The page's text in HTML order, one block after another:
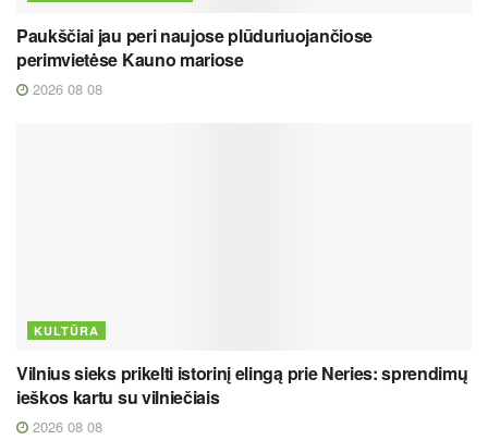
Paukščiai jau peri naujose plūduriuojančiose
perimvietėse Kauno mariose
2026 08 08
KULTŪRA
Vilnius sieks prikelti istorinį elingą prie Neries: sprendimų
ieškos kartu su vilniečiais
2026 08 08